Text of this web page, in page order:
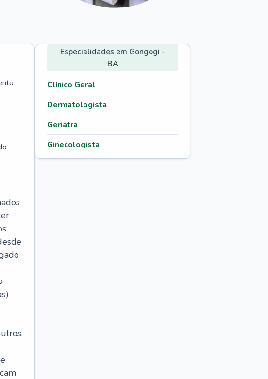
Especialidades em Gongogi -
BA
Clínico Geral
Dermatologista
Geriatra
Ginecologista